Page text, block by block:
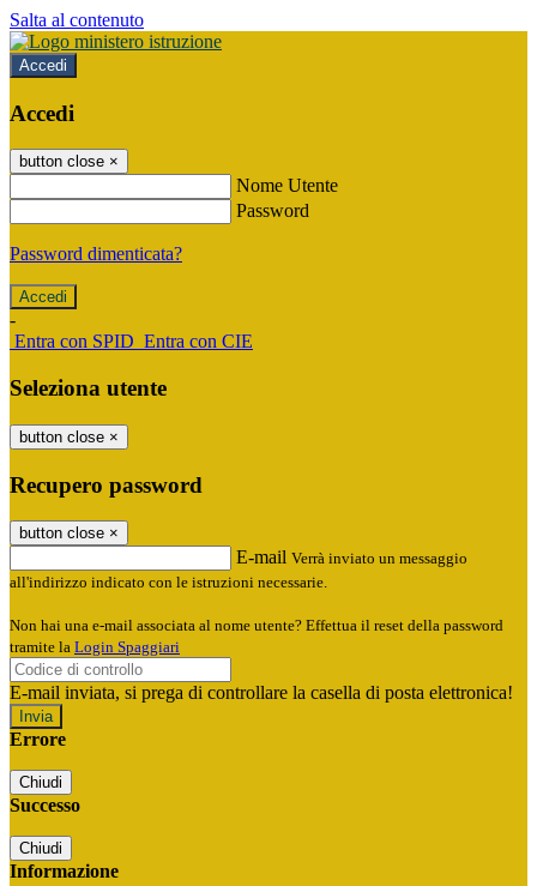
Salta al contenuto
Accedi
Accedi
button close ×
Nome Utente
Password
Password dimenticata?
-
Entra con SPID Entra con CIE
Seleziona utente
button close ×
Recupero password
button close ×
E-mail Verrà inviato un messaggio
all'indirizzo indicato con le istruzioni necessarie.
Non hai una e-mail associata al nome utente? Effettua il reset della password
tramite la Login Spaggiari
E-mail inviata, si prega di controllare la casella di posta elettronica!
Errore
Chiudi
Successo
Chiudi
Informazione